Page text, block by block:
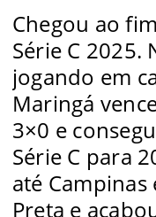
Chegou ao
Série C 2025.
jogando em
Maringá
3×0 e
Série C para
até
Preta e